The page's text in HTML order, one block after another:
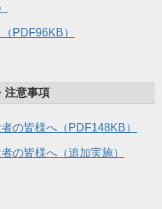
PDF96KB）
注意事項
の皆様へ（PDF148KB）
の皆様へ（追加実施）